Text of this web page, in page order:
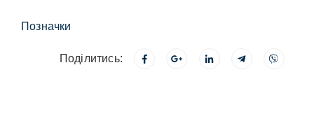
Позначки
Поділитись: